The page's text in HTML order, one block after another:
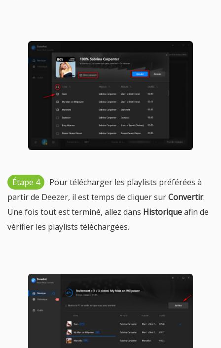
Étape 4
Pour télécharger les playlists préférées à
partir de Deezer, il est temps de cliquer surConvertir.
Une fois tout est terminé, allez dans Historiqueafin de
vérifier les playlists téléchargées.